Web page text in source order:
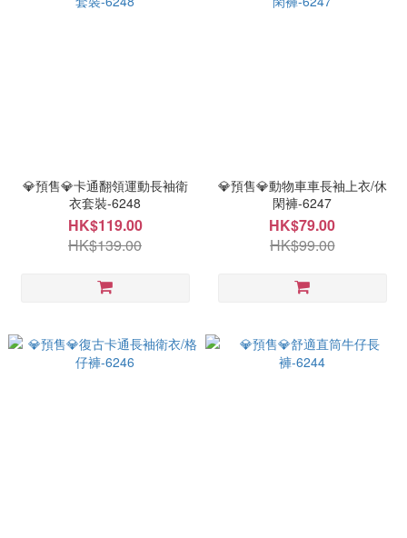
💎預售💎卡通翻領運動長袖衛
衣套裝-6248
HK$119.00
HK$139.00
💎預售💎動物車車長袖上衣/休
閑褲-6247
HK$79.00
HK$99.00